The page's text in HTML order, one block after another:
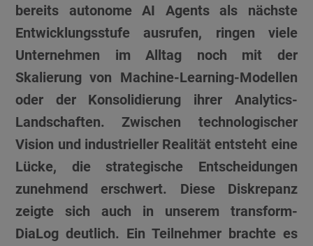
bereits autonome AI Agents als nächste
Entwicklungsstufe ausrufen, ringen viele
Unternehmen im Alltag noch mit der
Skalierung von Machine-Learning-Modellen
oder der Konsolidierung ihrer Analytics-
Landschaften. Zwischen technologischer
Vision und industrieller Realität entsteht eine
Lücke, die strategische Entscheidungen
zunehmend erschwert. Diese Diskrepanz
zeigte sich auch in unserem transform-
DiaLog deutlich. Ein Teilnehmer brachte es